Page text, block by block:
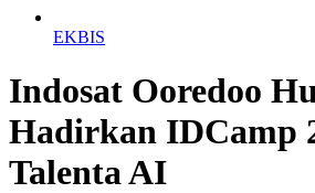
EKBIS
Indosat Ooredoo
Hadirkan IDCamp
Talenta AI